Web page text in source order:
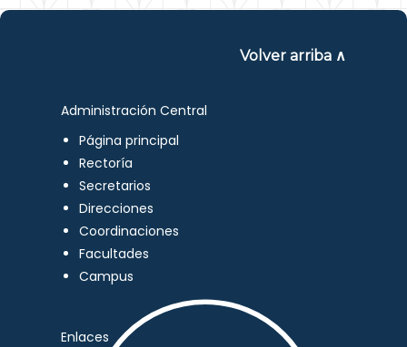
Volver arriba ∧
Administración Central
Página principal
Rectoría
Secretarios
Direcciones
Coordinaciones
Facultades
Campus
Enlaces